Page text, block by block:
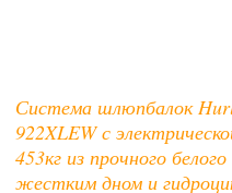
Система шлюпбалок
922XLEW с
453кг из прочного
жестким дном и